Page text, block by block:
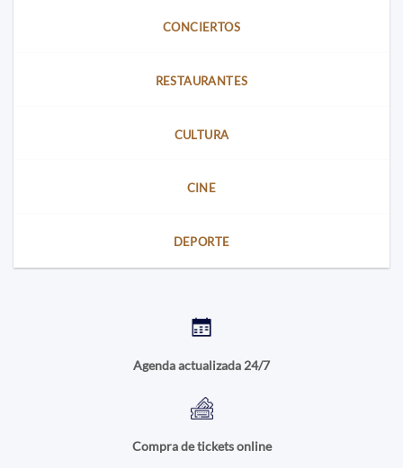
CONCIERTOS
RESTAURANTES
CULTURA
CINE
DEPORTE
Agenda actualizada 24/7
Compra de tickets online